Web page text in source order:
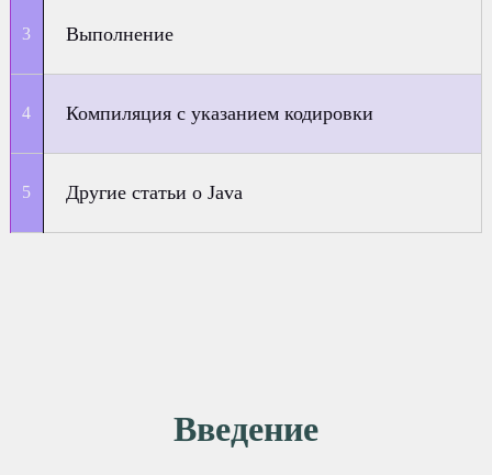
Выполнение
Компиляция с указанием кодировки
Другие статьи о Java
Введение